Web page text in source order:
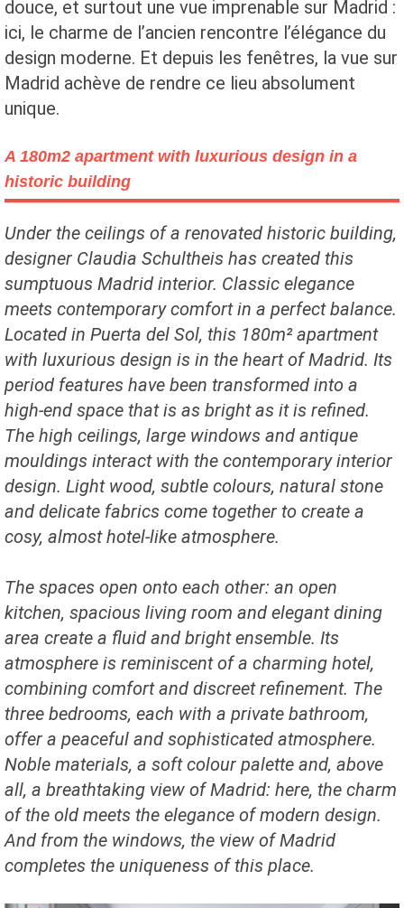
douce, et surtout une vue imprenable sur Madrid :
ici, le charme de l’ancien rencontre l’élégance du
design moderne. Et depuis les fenêtres, la vue sur
Madrid achève de rendre ce lieu absolument
unique.
A 180m2 apartment with luxurious design in a
historic building
Under the ceilings of a renovated historic building,
designer Claudia Schultheis has created this
sumptuous Madrid interior. Classic elegance
meets contemporary comfort in a perfect balance.
Located in Puerta del Sol, this 180m² apartment
with luxurious design is in the heart of Madrid. Its
period features have been transformed into a
high-end space that is as bright as it is refined.
The high ceilings, large windows and antique
mouldings interact with the contemporary interior
design. Light wood, subtle colours, natural stone
and delicate fabrics come together to create a
cosy, almost hotel-like atmosphere.
The spaces open onto each other: an open
kitchen, spacious living room and elegant dining
area create a fluid and bright ensemble. Its
atmosphere is reminiscent of a charming hotel,
combining comfort and discreet refinement. The
three bedrooms, each with a private bathroom,
offer a peaceful and sophisticated atmosphere.
Noble materials, a soft colour palette and, above
all, a breathtaking view of Madrid: here, the charm
of the old meets the elegance of modern design.
And from the windows, the view of Madrid
completes the uniqueness of this place.